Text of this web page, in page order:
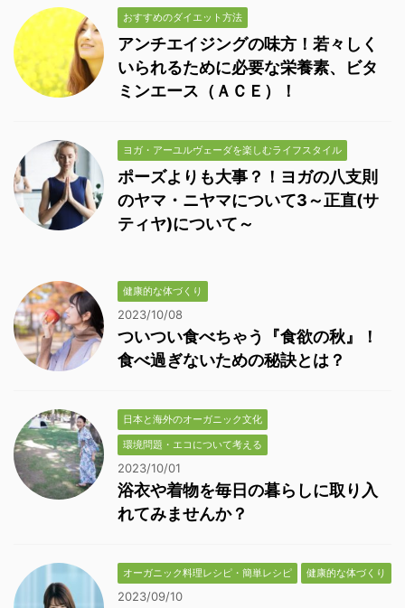
おすすめのダイエット方法
アンチエイジングの味方！若々しく
いられるために必要な栄養素、ビタ
ミンエース（ＡＣＥ）！
ヨガ・アーユルヴェーダを楽しむライフスタイル
ポーズよりも大事？！ヨガの八支則
のヤマ・ニヤマについて3～正直(サ
ティヤ)について～
健康的な体づくり
2023/10/08
ついつい食べちゃう『食欲の秋』！
食べ過ぎないための秘訣とは？
日本と海外のオーガニック文化
環境問題・エコについて考える
2023/10/01
浴衣や着物を毎日の暮らしに取り入
れてみませんか？
オーガニック料理レシピ・簡単レシピ 健康的な体づくり
2023/09/10